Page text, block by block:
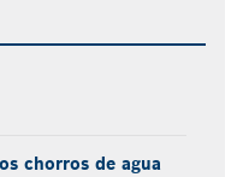
chorros de agua